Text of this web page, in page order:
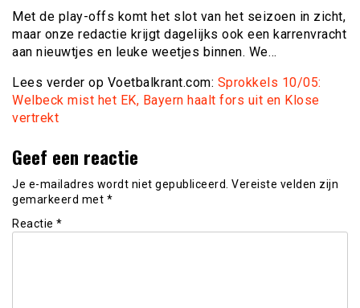
Met de play-offs komt het slot van het seizoen in zicht,
maar onze redactie krijgt dagelijks ook een karrenvracht
aan nieuwtjes en leuke weetjes binnen. We…
Lees verder op Voetbalkrant.com: Sprokkels 10/05:
Welbeck mist het EK, Bayern haalt fors uit en Klose
vertrekt
Geef een reactie
Je e-mailadres wordt niet gepubliceerd. Vereiste velden zijn
gemarkeerd met *
Reactie *